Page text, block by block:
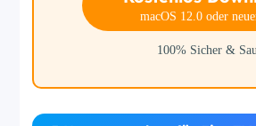
macOS 12.0 oder
100% Sicher &